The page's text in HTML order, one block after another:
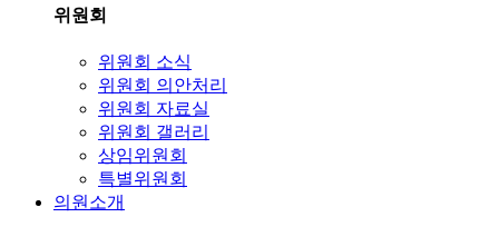
위원회
위원회 소식
위원회 의안처리
위원회 자료실
위원회 갤러리
상임위원회
특별위원회
의원소개